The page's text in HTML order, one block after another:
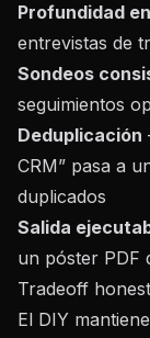
Profundidad
entrevistas de
Sondeos
seguimientos
Deduplicación
CRM” pasa a
duplicados
Salida
un póster PDF
Tradeoff
El DIY mantiene